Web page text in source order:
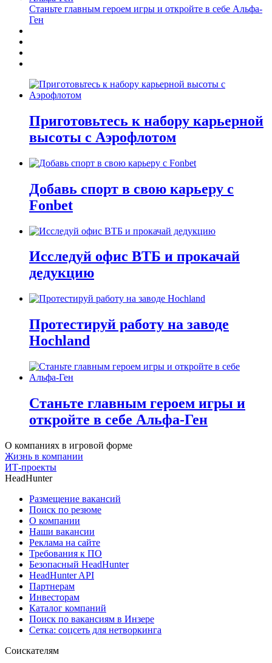
Станьте главным героем игры и откройте в себе Альфа-
Ген
Приготовьтесь к набору карьерной
высоты с Аэрофлотом
Добавь спорт в свою карьеру с
Fonbet
Исследуй офис ВТБ и прокачай
дедукцию
Протестируй работу на заводе
Hochland
Станьте главным героем игры и
откройте в себе Альфа-Ген
О компаниях в игровой форме
Жизнь в компании
ИТ-проекты
HeadHunter
Размещение вакансий
Поиск по резюме
О компании
Наши вакансии
Реклама на сайте
Требования к ПО
Безопасный HeadHunter
HeadHunter API
Партнерам
Инвесторам
Каталог компаний
Поиск по вакансиям в Инзере
Сетка: соцсеть для нетворкинга
Соискателям